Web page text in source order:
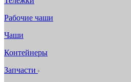
Рабочие чаши
Чаши
Контейнеры
Запчасти